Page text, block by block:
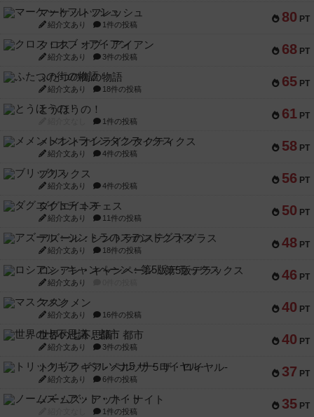
80 PT
マーケットフレッシュ
紹介文あり 1件の投稿
68 PT
クロス・オブ・アイアン
紹介文あり 3件の投稿
65 PT
ふたつの街の物語
紹介文あり 18件の投稿
61 PT
とうほうの！
1件の投稿
58 PT
メメントオンラインタクティクス
紹介文あり 4件の投稿
56 PT
ブリックス
紹介文あり 4件の投稿
50 PT
ダグエイトチェス
紹介文あり 11件の投稿
48 PT
アズール：シントラのステンドグラス
紹介文あり 18件の投稿
46 PT
ロシアン・キャンペーン：第5版デラックス
紹介文あり
40 PT
マスクメン
紹介文あり 16件の投稿
40 PT
世界の七不思議：都市
紹介文あり 3件の投稿
37 PT
トリックギア - ペルソナ5 ザ・ロイヤル-
紹介文あり 6件の投稿
35 PT
ノームズ・アット・ナイト
1件の投稿